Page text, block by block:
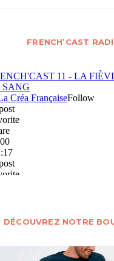
FRENCH’CAST
DÉCOUVREZ NOTRE